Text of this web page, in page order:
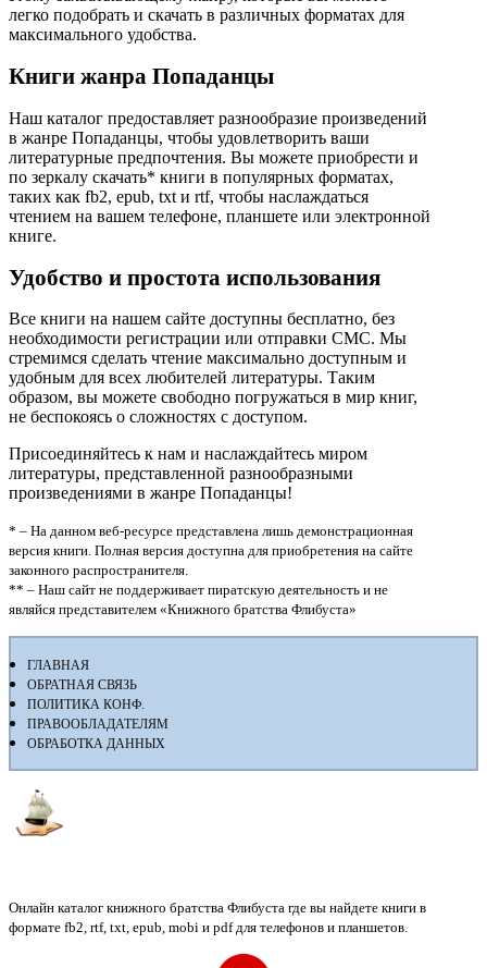
легко подобрать и скачать в различных форматах для
максимального удобства.
Книги жанра Попаданцы
Наш каталог предоставляет разнообразие произведений
в жанре Попаданцы, чтобы удовлетворить ваши
литературные предпочтения. Вы можете приобрести и
по зеркалу скачать* книги в популярных форматах,
таких как fb2, epub, txt и rtf, чтобы наслаждаться
чтением на вашем телефоне, планшете или электронной
книге.
Удобство и простота использования
Все книги на нашем сайте доступны бесплатно, без
необходимости регистрации или отправки СМС. Мы
стремимся сделать чтение максимально доступным и
удобным для всех любителей литературы. Таким
образом, вы можете свободно погружаться в мир книг,
не беспокоясь о сложностях с доступом.
Присоединяйтесь к нам и наслаждайтесь миром
литературы, представленной разнообразными
произведениями в жанре Попаданцы!
* – На данном веб-ресурсе представлена лишь демонстрационная
версия книги. Полная версия доступна для приобретения на сайте
законного распространителя.
** – Наш сайт не поддерживает пиратскую деятельность и не
являйся представителем «Книжного братства Флибуста»
ГЛАВНАЯ
ОБРАТНАЯ СВЯЗЬ
ПОЛИТИКА КОНФ.
ПРАВООБЛАДАТЕЛЯМ
ОБРАБОТКА ДАННЫХ
Онлайн каталог книжного братства Флибуста где вы найдете книги в
формате fb2, rtf, txt, epub, mobi и pdf для телефонов и планшетов.